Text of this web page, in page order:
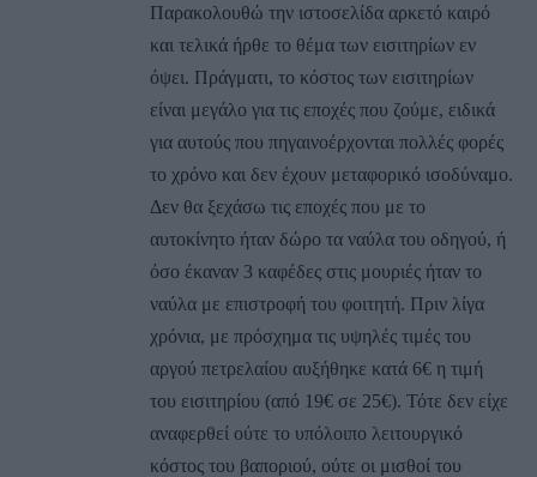
Παρακολουθώ την ιστοσελίδα αρκετό καιρό
και τελικά ήρθε το θέμα των εισιτηρίων εν
όψει. Πράγματι, το κόστος των εισιτηρίων
είναι μεγάλο για τις εποχές που ζούμε, ειδικά
για αυτούς που πηγαινοέρχονται πολλές φορές
το χρόνο και δεν έχουν μεταφορικό ισοδύναμο.
Δεν θα ξεχάσω τις εποχές που με το
αυτοκίνητο ήταν δώρο τα ναύλα του οδηγού, ή
όσο έκαναν 3 καφέδες στις μουριές ήταν το
ναύλα με επιστροφή του φοιτητή. Πριν λίγα
χρόνια, με πρόσχημα τις υψηλές τιμές του
αργού πετρελαίου αυξήθηκε κατά 6€ η τιμή
του εισιτηρίου (από 19€ σε 25€). Τότε δεν είχε
αναφερθεί ούτε το υπόλοιπο λειτουργικό
κόστος του βαποριού, ούτε οι μισθοί του